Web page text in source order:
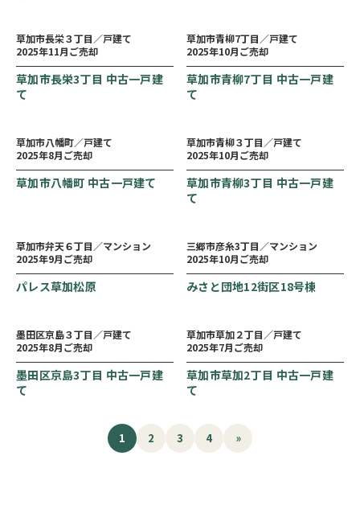
草加市長栄３丁目／戸建て
2025年11月ご売却
草加市長栄3丁目 中古一戸建
て
草加市青柳7丁目／戸建て
2025年10月ご売却
草加市青柳7丁目 中古一戸建
て
草加市八幡町／戸建て
2025年8月ご売却
草加市八幡町 中古一戸建て
草加市青柳３丁目／戸建て
2025年10月ご売却
草加市青柳3丁目 中古一戸建
て
草加市弁天６丁目／マンション
2025年9月ご売却
パレス草加松原
三郷市彦糸3丁目／マンション
2025年10月ご売却
みさと団地12街区18号棟
墨田区京島３丁目／戸建て
2025年8月ご売却
墨田区京島3丁目 中古一戸建
て
草加市草加２丁目／戸建て
2025年7月ご売却
草加市草加2丁目 中古一戸建
て
1 2 3 4 »